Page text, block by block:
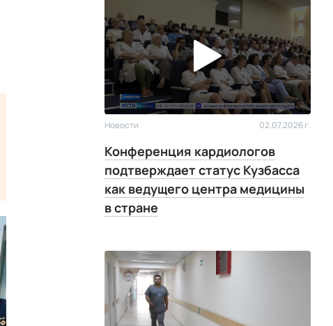
Новости 02.07.2026 г.
Конференция кардиологов
подтверждает статус Кузбасса
как ведущего центра медицины
в стране